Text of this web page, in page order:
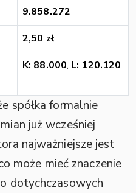
9.858.272
2,50 zł
K: 88.000, L: 120.120
spółka formalnie
już wcześniej
najważniejsze jest
może mieć znaczenie
dotychczasowych